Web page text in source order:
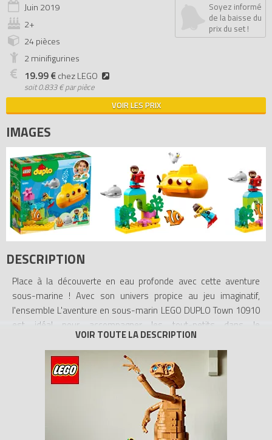
Juin 2019
2+
24 pièces
2 minifigurines
19.99 €chez LEGO
soit0.833 € par pièce
Soyez informé
de la baisse du
prix du set !
VOIR LES PRIX
IMAGES
DESCRIPTION
Place à la découverte en eau profonde avec cette aventure
sous-marine ! Avec son univers propice au jeu imaginatif,
l'ensemble L'aventure en sous-marin LEGO DUPLO Town 10910
est idéal pour accompagner les tout-petits dans le
développement d'aptitudes clés ! Ce jouet de bain éducatif pour
tout-petits crée des situations propices à l'apprentissage et à la
discussion, alors que les jeunes enfants jouent à filmer la
baleine et le poisson avec la caméra. À l'heure du bain, le sous-
marin flotte et fait des bulles à la surface, tandis que la baleine
glisse et que le poisson souffle des bulles par en dessous.
L'ensemble inclut 2 figurines de plongeurs, pour partager le